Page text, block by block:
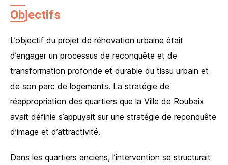
Objectifs
L’objectif du projet de rénovation urbaine était
d’engager un processus de reconquête et de
transformation profonde et durable du tissu urbain et
de son parc de logements. La stratégie de
réappropriation des quartiers que la Ville de Roubaix
avait définie s’appuyait sur une stratégie de reconquête
d’image et d’attractivité.
Dans les quartiers anciens, l’intervention se structurait